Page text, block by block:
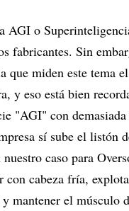
AGI o
fabricantes. Sin
que miden este tema
y eso está bien
"AGI" con
sí sube el listón
caso para
con cabeza fría,
mantener el músculo